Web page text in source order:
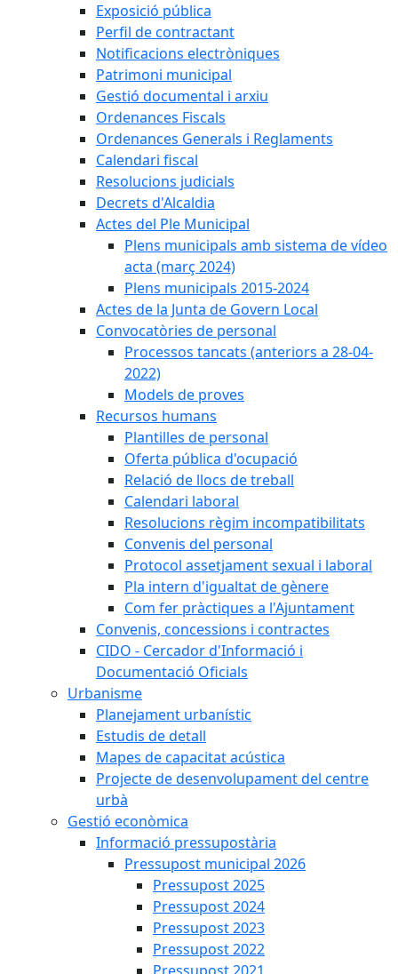
Exposició pública
Perfil de contractant
Notificacions electròniques
Patrimoni municipal
Gestió documental i arxiu
Ordenances Fiscals
Ordenances Generals i Reglaments
Calendari fiscal
Resolucions judicials
Decrets d'Alcaldia
Actes del Ple Municipal
Plens municipals amb sistema de vídeo
acta (març 2024)
Plens municipals 2015-2024
Actes de la Junta de Govern Local
Convocatòries de personal
Processos tancats (anteriors a 28-04-
2022)
Models de proves
Recursos humans
Plantilles de personal
Oferta pública d'ocupació
Relació de llocs de treball
Calendari laboral
Resolucions règim incompatibilitats
Convenis del personal
Protocol assetjament sexual i laboral
Pla intern d'igualtat de gènere
Com fer pràctiques a l'Ajuntament
Convenis, concessions i contractes
CIDO - Cercador d'Informació i
Documentació Oficials
Urbanisme
Planejament urbanístic
Estudis de detall
Mapes de capacitat acústica
Projecte de desenvolupament del centre
urbà
Gestió econòmica
Informació pressupostària
Pressupost municipal 2026
Pressupost 2025
Pressupost 2024
Pressupost 2023
Pressupost 2022